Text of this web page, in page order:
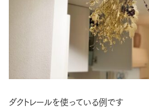
ダクトレールを使っている例です